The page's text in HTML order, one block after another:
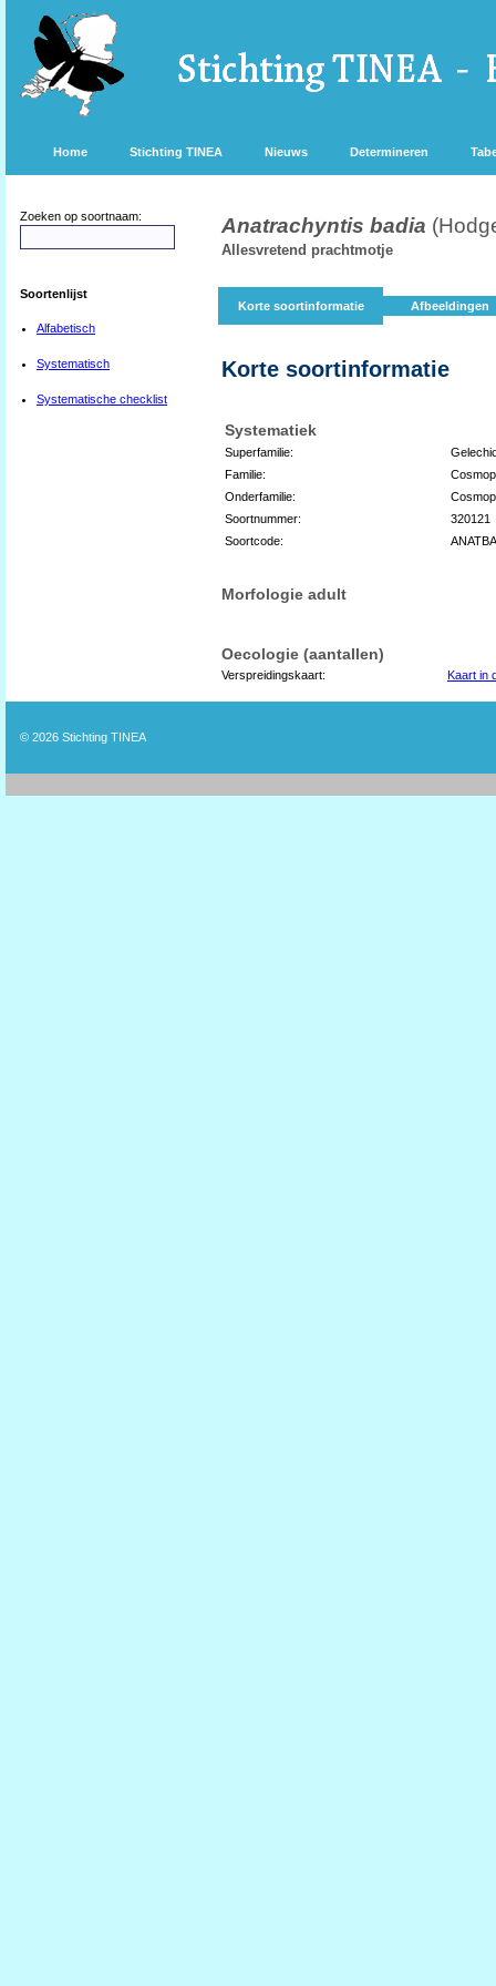
Home Stichting TINEA Nieuws Determineren
Zoeken op soortnaam:
Soortenlijst
Alfabetisch
Systematisch
Systematische checklist
Anatrachyntis badia
Allesvretend prachtmotje
Korte soortinformatie Afbeeldingen
Korte soortinformatie
Systematiek
Superfamilie:
Familie:
Onderfamilie:
Soortnummer:
320121
Soortcode:
Morfologie adult
Oecologie (aantallen)
Verspreidingskaart: Kaart in
© 2026 Stichting TINEA